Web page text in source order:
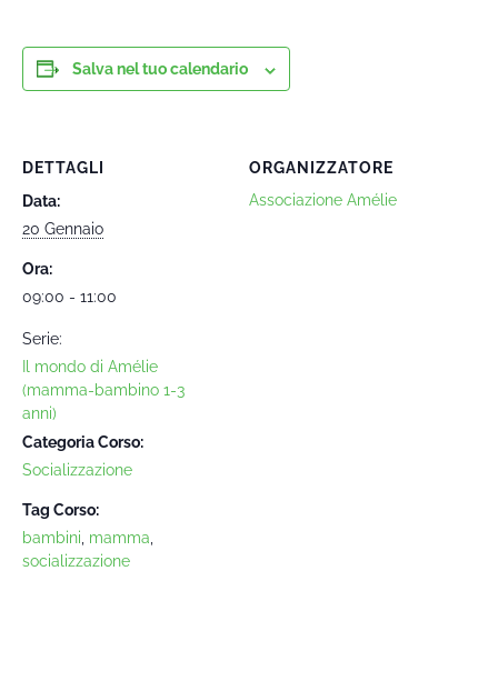
Salva nel tuo calendario
DETTAGLI
Data:
20 Gennaio
Ora:
09:00 - 11:00
Serie:
Il mondo di Amélie
(mamma-bambino 1-3
anni)
Categoria Corso:
Socializzazione
Tag Corso:
bambini mamma
socializzazione
ORGANIZZATORE
Associazione Amélie